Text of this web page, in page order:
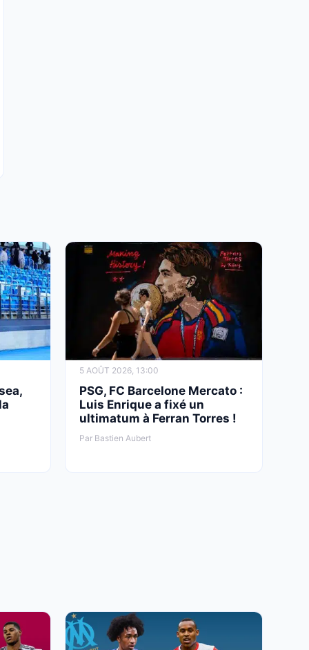
5 AOÛT 2026, 13:00
PSG, FC Barcelone Mercato :
Luis Enrique a fixé un
ultimatum à Ferran Torres !
Par Bastien Aubert